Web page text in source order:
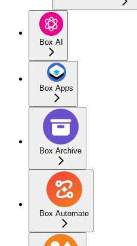
Box AI
Box Apps
Box Archive
Box Automate